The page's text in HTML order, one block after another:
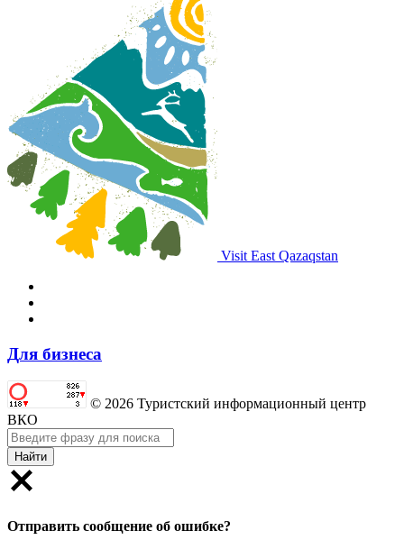
Visit East Qazaqstan
Для бизнеса
© 2026 Туристский информационный центр
ВКО
Найти
Отправить сообщение об ошибке?